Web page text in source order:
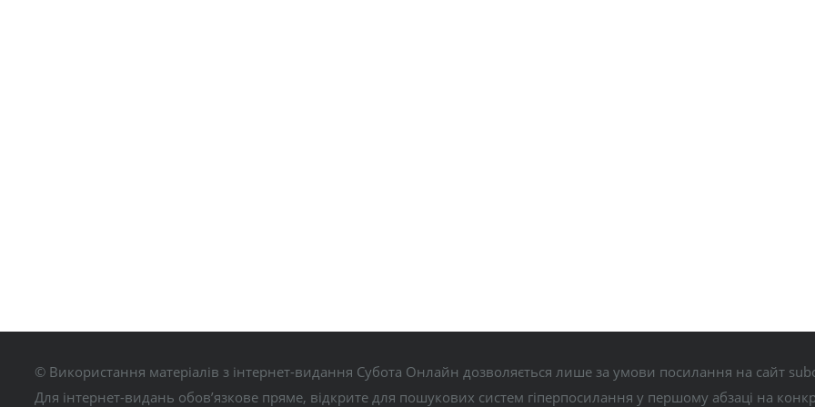
© Використання матеріалів з інтернет-видання Субота Онлайн дозволяється лише за умови посилання на сайт
Для інтернет-видань обов’язкове пряме, відкрите для пошукових систем гіперпосилання у першому абзаці на